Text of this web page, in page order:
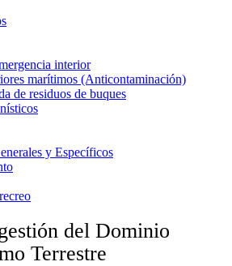
interior
marítimos (Anticontaminación)
de residuos de buques
y Específicos
del Dominio
Terrestre